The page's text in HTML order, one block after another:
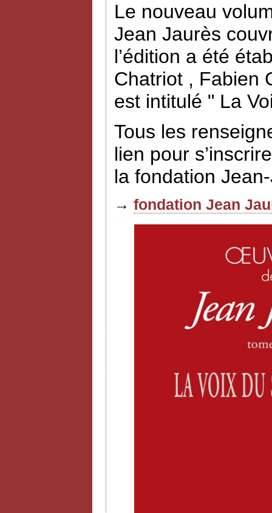
Le nouveau
Jean Jaurès
l’édition a été
Chatriot , Fabien
est intitulé " La
Tous les
lien pour
la fondation
→ fondation Jean